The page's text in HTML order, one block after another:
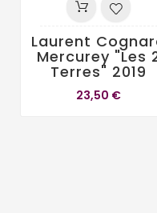
Laurent
Mercurey "Les
Terres" 2019
23,50 €